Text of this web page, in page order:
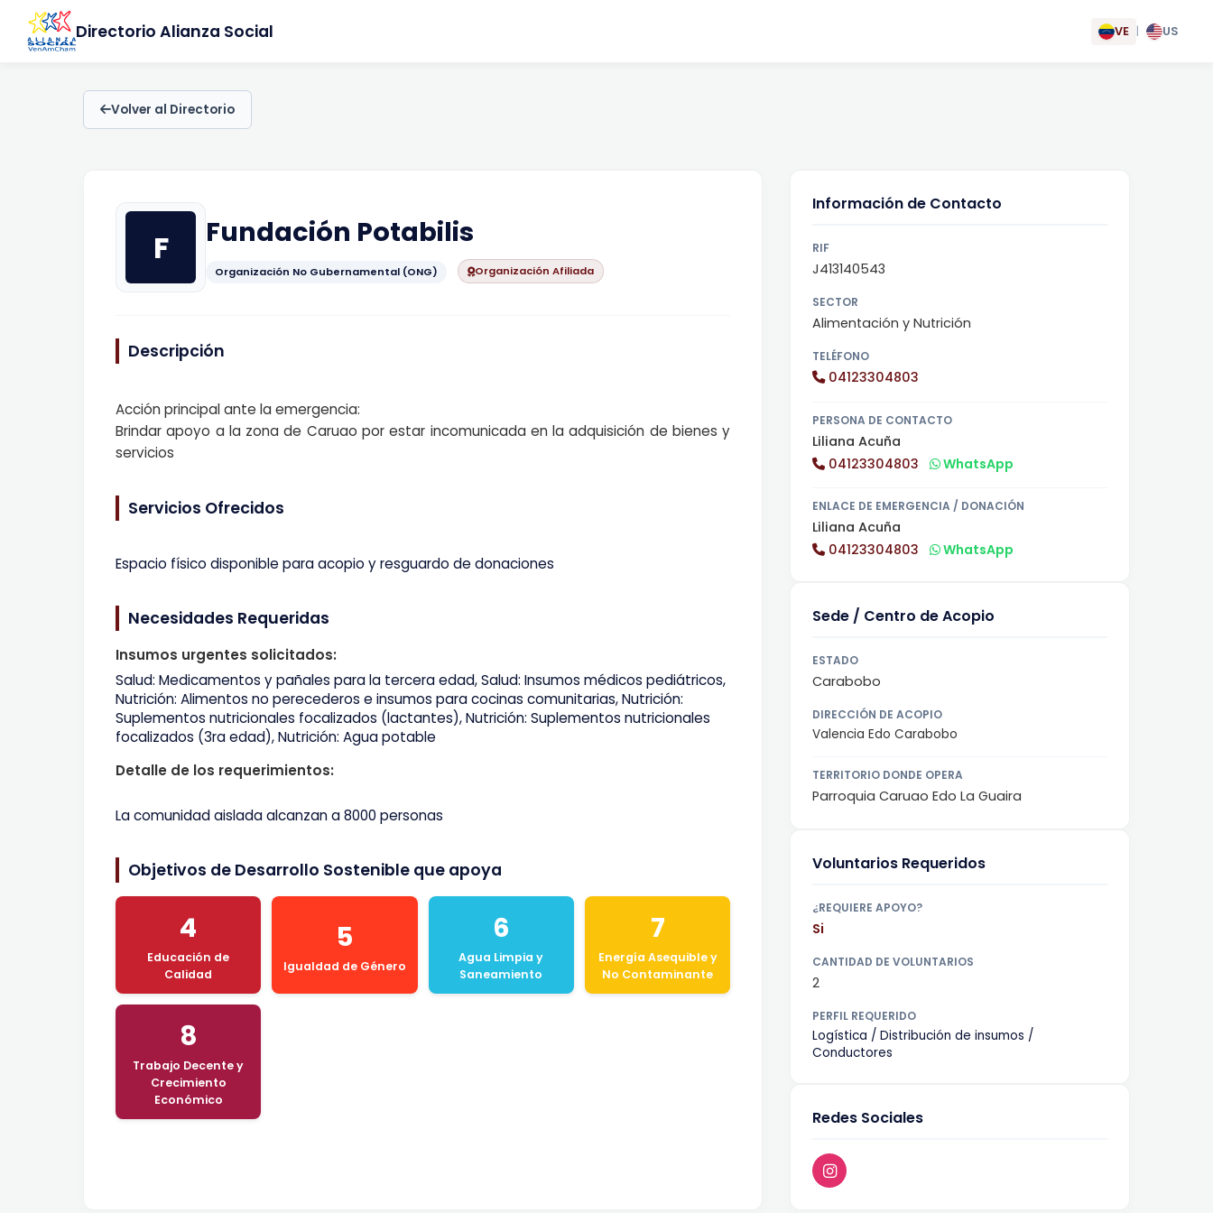
Directorio Alianza Social VE | US
Volver al Directorio
F Fundación Potabilis
Organización No Gubernamental (ONG) Organización Afiliada
Descripción
Acción principal ante la emergencia:
Brindar apoyo a la zona de Caruao por estar incomunicada en la adquisición de bienes y
servicios
Servicios Ofrecidos
Espacio físico disponible para acopio y resguardo de donaciones
Necesidades Requeridas
Insumos urgentes solicitados:
Salud: Medicamentos y pañales para la tercera edad, Salud: Insumos médicos pediátricos,
Nutrición: Alimentos no perecederos e insumos para cocinas comunitarias, Nutrición:
Suplementos nutricionales focalizados (lactantes), Nutrición: Suplementos nutricionales
focalizados (3ra edad), Nutrición: Agua potable
Detalle de los requerimientos:
La comunidad aislada alcanzan a 8000 personas
Objetivos de Desarrollo Sostenible que apoya
4
Educación de
Calidad
5
Igualdad de Género
6
Agua Limpia y
Saneamiento
7
Energía Asequible y
No Contaminante
8
Trabajo Decente y
Crecimiento
Económico
Información de Contacto
RIF
J413140543
SECTOR
Alimentación y Nutrición
TELÉFONO
04123304803
PERSONA DE CONTACTO
Liliana Acuña
04123304803
WhatsApp
ENLACE DE EMERGENCIA / DONACIÓN
Liliana Acuña
04123304803
WhatsApp
Sede / Centro de Acopio
ESTADO
Carabobo
DIRECCIÓN DE ACOPIO
Valencia Edo Carabobo
TERRITORIO DONDE OPERA
Parroquia Caruao Edo La Guaira
Voluntarios Requeridos
¿REQUIERE APOYO?
Si
CANTIDAD DE VOLUNTARIOS
2
PERFIL REQUERIDO
Logística / Distribución de insumos /
Conductores
Redes Sociales